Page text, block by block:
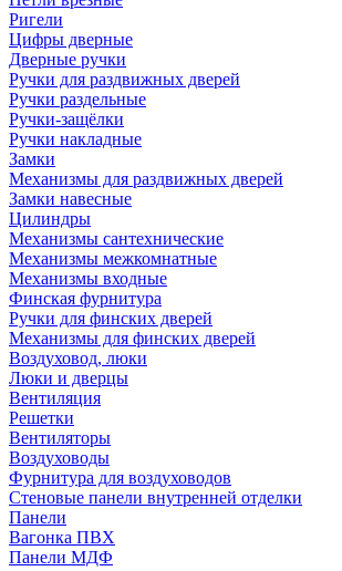
Ригели
Цифры дверные
Дверные ручки
Ручки для раздвижных дверей
Ручки раздельные
Ручки-защёлки
Ручки накладные
Замки
Механизмы для раздвижных дверей
Замки навесные
Цилиндры
Механизмы сантехнические
Механизмы межкомнатные
Механизмы входные
Финская фурнитура
Ручки для финских дверей
Механизмы для финских дверей
Воздуховод, люки
Люки и дверцы
Вентиляция
Решетки
Вентиляторы
Воздуховоды
Фурнитура для воздуховодов
Стеновые панели внутренней отделки
Панели
Вагонка ПВХ
Панели МДФ